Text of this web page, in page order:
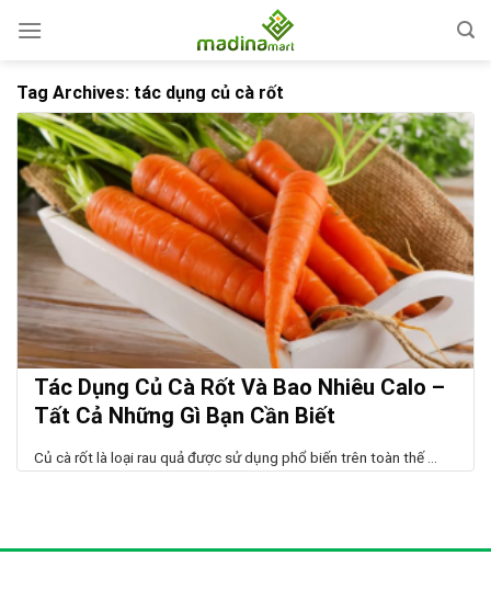
Tag Archives: tác dụng củ cà rốt
Tác Dụng Củ Cà Rốt Và Bao Nhiêu Calo –
Tất Cả Những Gì Bạn Cần Biết
Củ cà rốt là loại rau quả được sử dụng phổ biến trên toàn thế ...